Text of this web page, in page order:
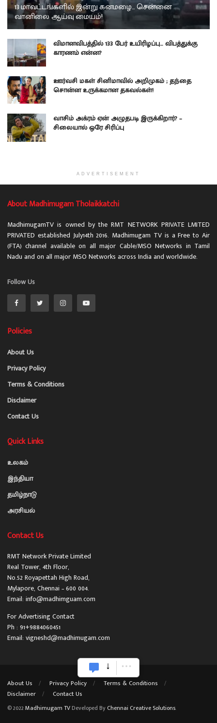
13 மாவட்டங்களில் இன்று கனமழை… சென்னை
வானிலை ஆய்வு மையம்!
விமானவிபத்தில் 133 பேர் உயிரிழப்பு… விபத்துக்கு
காரணம் என்ன?
ஊர்வசி மகள் சினிமாவில் அறிமுகம் ; தந்தை
சொன்ன உருக்கமான தகவல்கள்!
வாசிம் அக்ரம் ஏன் அழுதபடி இருக்கிறார்? –
சிலையால் ஒரே சிரிப்பு
ADVERTISEMENT
About Madhimugam Tholaikkatchi
MadhimugamTV is owned by the RMT NETWORK PRIVATE LMITED
PRIVATED established July14th 2016. Madhimugam TV is a Free to Air
(FTA) channel available on all major Cable/MSO Networks in Tamil
Nadu and on all major MSO Networks across India and worldwide.
Follow Us
Policies
About Us
Privacy Policy
Terms & Conditions
Disclaimer
Contact Us
Quick Links
உலகம்
இந்தியா
தமிழ்நாடு
அரசியல்
Contact Us
RMT Network Private Limited
Real Tower, 4th Floor,
No.52 Royapettah High Road,
Mylapore, Chennai – 600 004.
Email: info@madhimguam.com
For Advertising Contact
Ph : 91+9884060451
Email: vigneshd@madhimugam.com
About Us Privacy Policy
Terms & Conditions
Disclaimer
Contact Us
© 2022 Madhimugam TV Developed By Chennai Creative Solutions.